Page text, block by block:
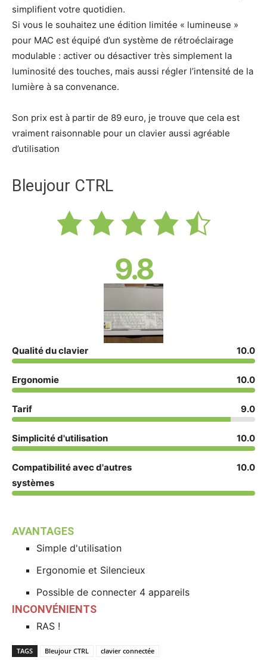
simplifient votre quotidien.
Si vous le souhaitez une édition limitée « lumineuse »
pour MAC est équipé d’un système de rétroéclairage
modulable : activer ou désactiver très simplement la
luminosité des touches, mais aussi régler l’intensité de la
lumière à sa convenance.
Son prix est à partir de 89 euro, je trouve que cela est
vraiment raisonnable pour un clavier aussi agréable
d’utilisation
Bleujour CTRL
9.8
Qualité du clavier 10.0
Ergonomie 10.0
Tarif 9.0
Simplicité d'utilisation 10.0
Compatibilité avec d'autres
systèmes
10.0
AVANTAGES
Simple d'utilisation
Ergonomie et Silencieux
Possible de connecter 4 appareils
INCONVÉNIENTS
RAS !
TAGS Bleujour CTRL clavier connectée